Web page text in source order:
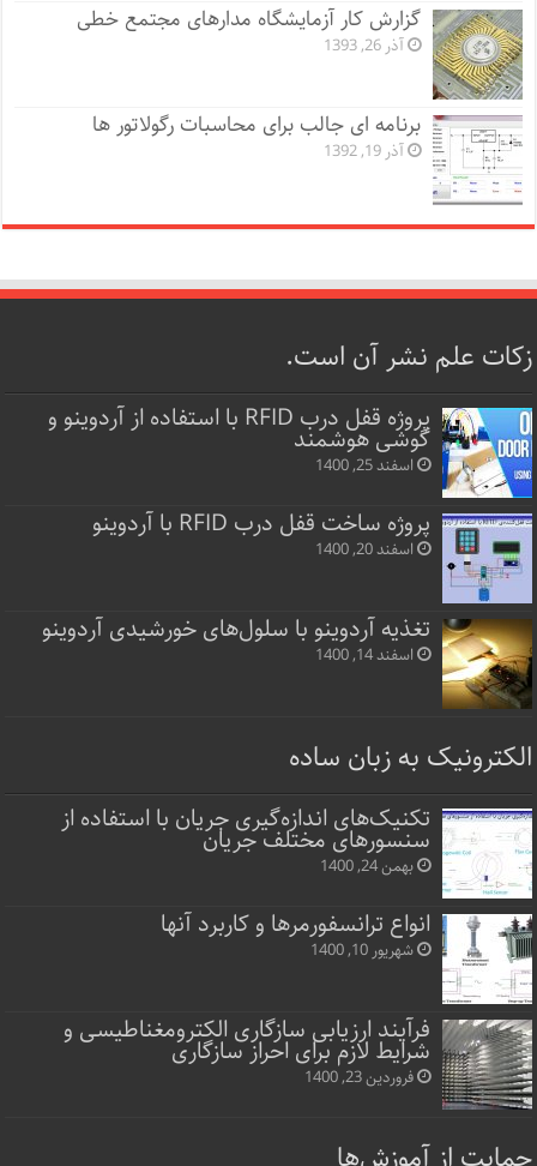
گزارش کار آزمایشگاه مدارهای مجتمع خطی
آذر 26, 1393
برنامه ای جالب برای محاسبات رگولاتور ها
آذر 19, 1392
زکات علم نشر آن است.
پروژه قفل‌ درب RFID با استفاده از آردوینو و
گوشی هوشمند
اسفند 25, 1400
پروژه ساخت قفل‌ درب RFID با آردوینو
اسفند 20, 1400
تغذیه آردوینو با سلول‌های خورشیدی آردوینو
اسفند 14, 1400
الکترونیک به زبان ساده
تکنیک‌های اندازه‌گیری جریان با استفاده از
سنسورهای مختلف جریان
بهمن 24, 1400
انواع ترانسفورمرها و کاربرد آنها
شهریور 10, 1400
فرآیند ارزیابی سازگاری الکترومغناطیسی و
شرایط لازم برای احراز سازگاری
فروردین 23, 1400